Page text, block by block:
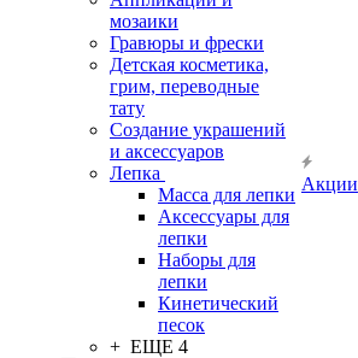
мозаики
Гравюры и фрески
Детская косметика,
грим, переводные
тату
Создание украшений
и аксессуаров
Лепка
Масса для лепки
Аксессуары для
лепки
Наборы для
лепки
Кинетический
песок
+ ЕЩЕ 4
Акции